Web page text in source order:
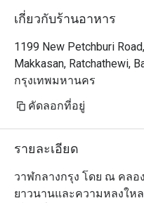
เกี่ยวกับร้านอาหาร
1199 New Petchburi
Makkasan, Ratchathewi,
กรุงเทพมหานคร
คัดลอกที่อยู่
รายละเอียด
วาฬกลางกรุง โดย ณ คล
ยาวนานและความหลงให